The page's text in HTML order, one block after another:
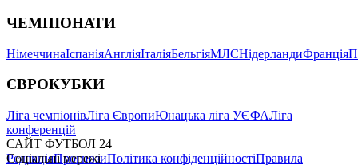
ЧЕМПІОНАТИ
НімеччинаІспаніяАнгліяІталіяБельгіяМЛСНідерландиФранція
ЄВРОКУБКИ
Ліга чемпіонівЛіга ЄвропиЮнацька ліга УЄФАЛіга
конференцій
САЙТ ФУТБОЛ 24
РедакціяПрогнозиПолітика конфіденційностіПравила
Соціальні мережі